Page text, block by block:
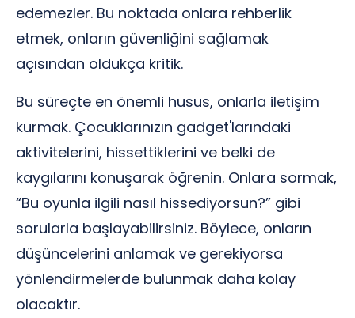
edemezler. Bu noktada onlara rehberlik
etmek, onların güvenliğini sağlamak
açısından oldukça kritik.
Bu süreçte en önemli husus, onlarla iletişim
kurmak. Çocuklarınızın gadget'larındaki
aktivitelerini, hissettiklerini ve belki de
kaygılarını konuşarak öğrenin. Onlara sormak,
“Bu oyunla ilgili nasıl hissediyorsun?” gibi
sorularla başlayabilirsiniz. Böylece, onların
düşüncelerini anlamak ve gerekiyorsa
yönlendirmelerde bulunmak daha kolay
olacaktır.